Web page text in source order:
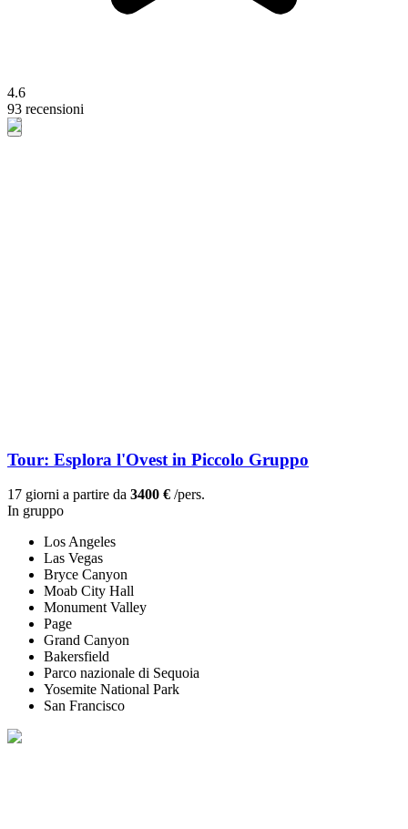
4.6
93 recensioni
Tour: Esplora l'Ovest in Piccolo Gruppo
17 giorni a partire da 3400 € /pers.
In gruppo
Los Angeles
Las Vegas
Bryce Canyon
Moab City Hall
Monument Valley
Page
Grand Canyon
Bakersfield
Parco nazionale di Sequoia
Yosemite National Park
San Francisco